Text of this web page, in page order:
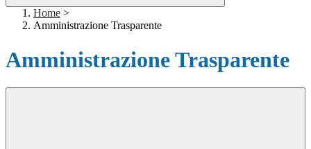
Home >
Amministrazione Trasparente
Amministrazione Trasparente